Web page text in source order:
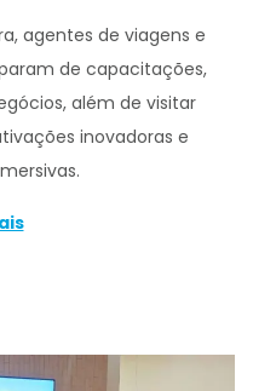
agentes de viagens e
de capacitações,
além de visitar
inovadoras e